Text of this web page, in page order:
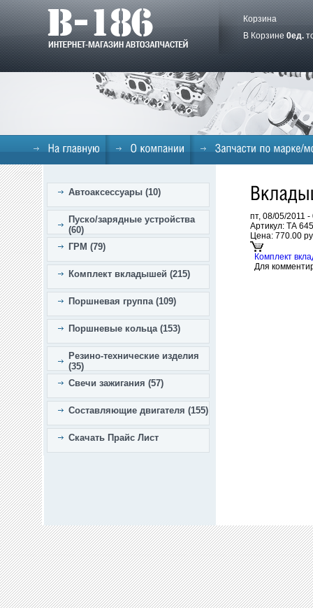
Корзина
В Корзине 0ед.
Автоаксессуары (10)
Пуско/зарядные устройства
(60)
ГРМ (79)
Комплект вкладышей (215)
Поршневая группа (109)
Поршневые кольца (153)
Резино-технические изделия
(35)
Свечи зажигания (57)
Составляющие двигателя (155)
Скачать Прайс Лист
пт, 08/05/2011
Артикул: ТА
Цена: 770.00
Комплект
Для